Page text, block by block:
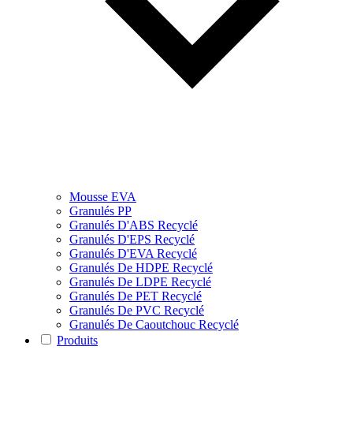
Mousse EVA
Granulés PP
Granulés D'ABS Recyclé
Granulés D'EPS Recyclé
Granulés D'EVA Recyclé
Granulés De HDPE Recyclé
Granulés De LDPE Recyclé
Granulés De PET Recyclé
Granulés De PVC Recyclé
Granulés De Caoutchouc Recyclé
Produits